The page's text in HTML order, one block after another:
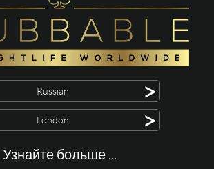
Russian >
London >
Узнайте больше ...